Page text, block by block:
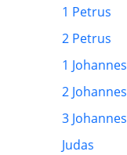
1 Petrus
2 Petrus
1 Johannes
2 Johannes
3 Johannes
Judas